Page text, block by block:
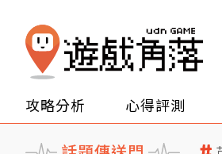
攻略分析 心得評測